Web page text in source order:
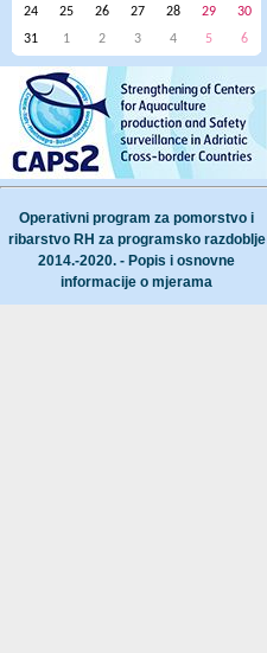
24
25 26 27 28 29
30
31
1 2 3 4 5 6
Operativni program za pomorstvo i
ribarstvo RH za programsko razdoblje
2014.-2020. - Popis i osnovne
informacije o mjerama